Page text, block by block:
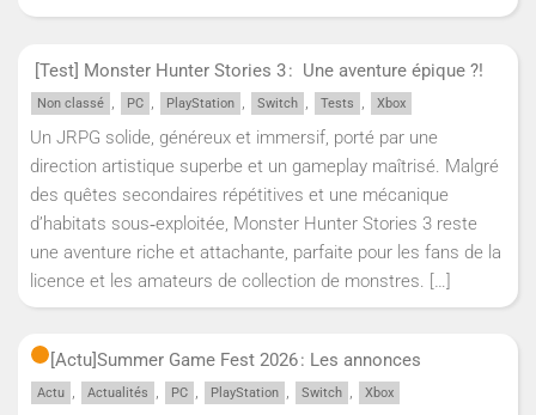
[Test] Monster Hunter Stories 3 : Une aventure épique ?!
Non classé , PC , PlayStation , Switch , Tests , Xbox
Un JRPG solide, généreux et immersif, porté par une
direction artistique superbe et un gameplay maîtrisé. Malgré
des quêtes secondaires répétitives et une mécanique
d’habitats sous‑exploitée, Monster Hunter Stories 3 reste
une aventure riche et attachante, parfaite pour les fans de la
licence et les amateurs de collection de monstres. […]
[Actu]Summer Game Fest 2026 : Les annonces
Actu , Actualités , PC , PlayStation , Switch , Xbox